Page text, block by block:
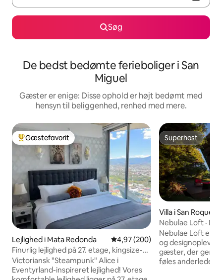
Søg
De bedst bedømte ferieboliger i San
Miguel
Gæster er enige: Disse ophold er højt bedømt med
hensyn til beliggenhed, renhed med mere.
Bedste gæstefavorit
Gæstefavorit
Lejlighed i Mata Redonda 4,97 ud af 5 i gennemsnitlig
4,97 (200)
Finurlig lejlighed på 27. etage, kingsize-
dobbeltseng, aircondition, parkering
Victoriansk "Steampunk" Alice i
Eventyrland-inspireret lejlighed! Vores
Superhost
Superhost
Villa i San Roque
Nebulae Loft ·
og bålsted
Nebulae Loft er
og
gæster, der gerne
føles anderledes,